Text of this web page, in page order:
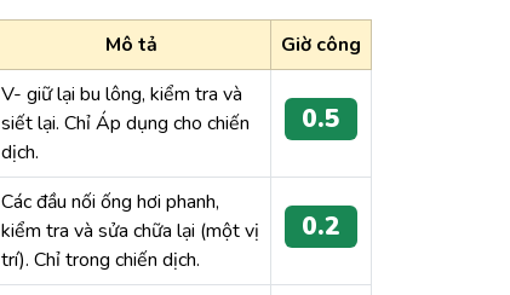
Mô tả
Giờ công
V- giữ lại bu lông, kiểm tra và
siết lại. Chỉ Áp dụng cho chiến
dịch.
0.5
Các đầu nối ống hơi phanh,
kiểm tra và sửa chữa lại (một vị
trí). Chỉ trong chiến dịch.
0.2